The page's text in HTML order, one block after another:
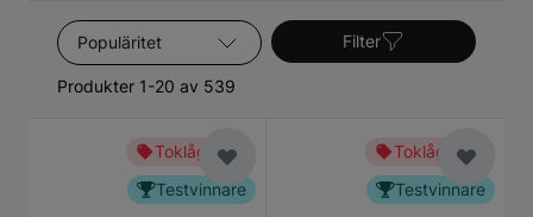
Sortera efter
Produkter 1-20 av 539
Filter
Toklågt pris
Testvinnare
Toklågt pris
Testvinnare